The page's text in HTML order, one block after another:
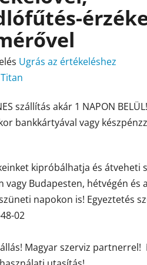
Ugrás az értékeléshez
Titan
szállítás akár 1 NAPON BELÜL!
bankkártyával vagy
kipróbálhatja és átveheti
vagy Budapesten, hétvégén és
napokon is! Egyeztetés
02
Magyar szerviz partnerrel!